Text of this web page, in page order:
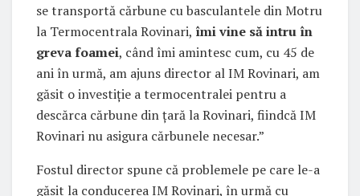
se transportă cărbune cu basculantele din Motru
la Termocentrala Rovinari, îmi vine să intru în
greva foamei, când îmi amintesc cum, cu 45 de
ani în urmă, am ajuns director al IM Rovinari, am
găsit o investiție a termocentralei pentru a
descărca cărbune din țară la Rovinari, fiindcă IM
Rovinari nu asigura cărbunele necesar.”
Fostul director spune că problemele pe care le-a
găsit la conducerea IM Rovinari, în urmă cu